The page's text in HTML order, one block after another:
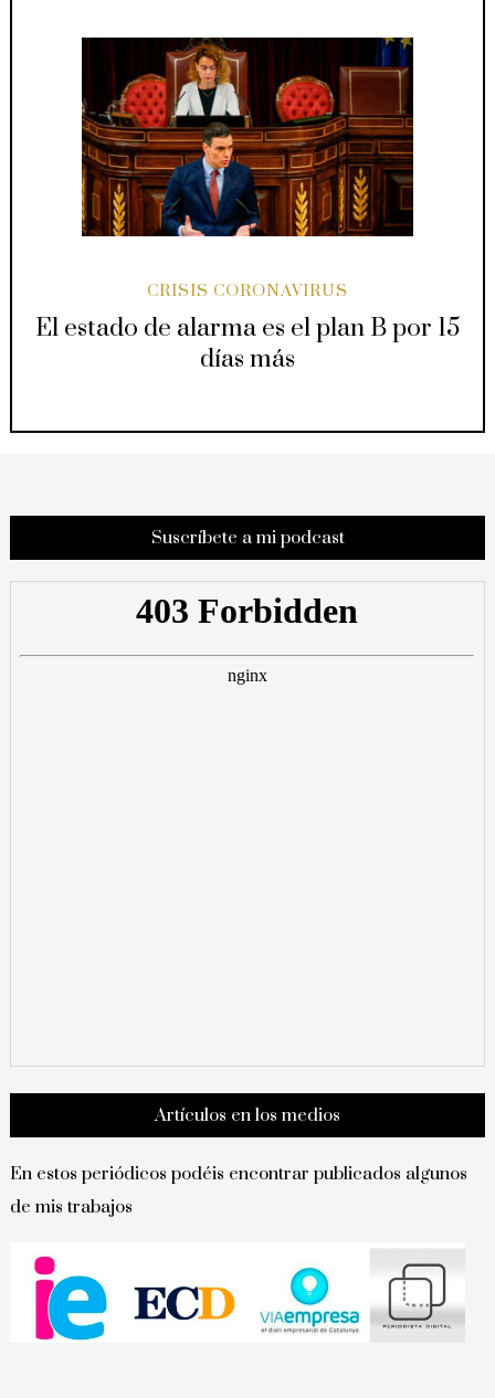
CRISIS CORONAVIRUS
El estado de alarma es el plan B por 15
días más
Suscríbete a mi podcast
Artículos en los medios
En estos periódicos podéis encontrar publicados algunos
de mis trabajos